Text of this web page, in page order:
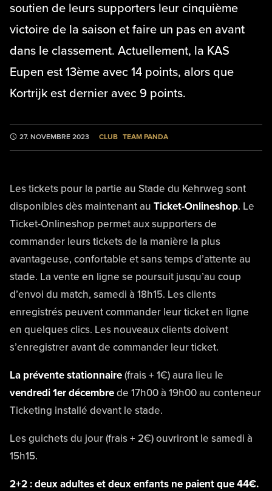
soutien de leurs supporters leur cinquième
victoire de la saison et faire un pas en avant
dans le classement. Actuellement, la KAS
Eupen est 13ème avec 14 points, alors que
Kortrijk est dernier avec 9 points.
27. NOVEMBRE 2023 CLUB TEAM PANDA
Les tickets pour la partie au Stade du Kehrweg sont
disponibles dès maintenant au Ticket-Onlineshop. Le
Ticket-Onlineshop permet aux supporters de
commander leurs tickets de la manière la plus
avantageuse, confortable et sans temps d’attente au
stade. La vente en ligne se poursuit jusqu’au coup
d’envoi du match, samedi à 18h15. Les clients
enregistrés peuvent commander leur ticket en ligne
en quelques clics. Les nouveaux clients doivent
s’enregistrer avant de commander leur ticket.
La prévente stationnaire(frais + 1€) aura lieu le
vendredi 1er décembrede 17h00 à 19h00 au conteneur
Ticketing installé devant le stade.
Les guichets du jour (frais + 2€) ouvriront le samedi à
15h15.
2+2 : deux adultes et deux enfants ne paient que 44€.